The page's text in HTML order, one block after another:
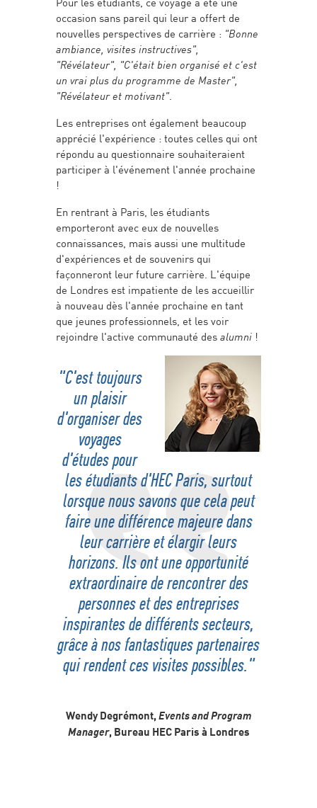
occasion sans pareil qui leur a offert de
nouvelles perspectives de carrière : "Bonne
ambiance, visites instructives",
"Révélateur", "C'était bien organisé et c'est
un vrai plus du programme de Master",
"Révélateur et motivant".
Les entreprises ont également beaucoup
apprécié l'expérience : toutes celles qui ont
répondu au questionnaire souhaiteraient
participer à l'événement l'année prochaine
!
En rentrant à Paris, les étudiants
emporteront avec eux de nouvelles
connaissances, mais aussi une multitude
d'expériences et de souvenirs qui
façonneront leur future carrière. L'équipe
de Londres est impatiente de les accueillir
à nouveau dès l'année prochaine en tant
que jeunes professionnels, et les voir
rejoindre l'active communauté desalumni !
"C'est toujours
un plaisir
d'organiser des
voyages
d'études pour
les étudiants d'HEC Paris, surtout
lorsque nous savons que cela peut
faire une différence majeure dans
leur carrière et élargir leurs
horizons. Ils ont une opportunité
extraordinaire de rencontrer des
personnes et des entreprises
inspirantes de différents secteurs,
grâce à nos fantastiques partenaires
qui rendent ces visites possibles."
Wendy Degrémont,Events and Program
Manager, Bureau HEC Paris à Londres